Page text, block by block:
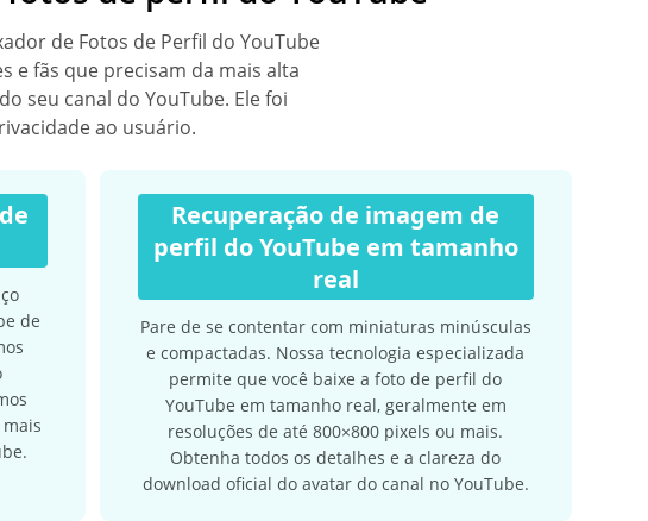
de Fotos de Perfil do YouTube
e fãs que precisam da mais alta
seu canal do YouTube. Ele foi
ao usuário.
de
Recuperação de imagem de
perfil do YouTube em tamanho
real
Pare de se contentar com miniaturas minúsculas
e compactadas. Nossa tecnologia especializada
permite que você baixe a foto de perfil do
YouTube em tamanho real, geralmente em
resoluções de até 800×800 pixels ou mais.
Obtenha todos os detalhes e a clareza do
download oficial do avatar do canal no YouTube.